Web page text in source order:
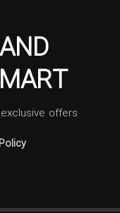
offers
۲۰,۰۰۰,۰۰۰